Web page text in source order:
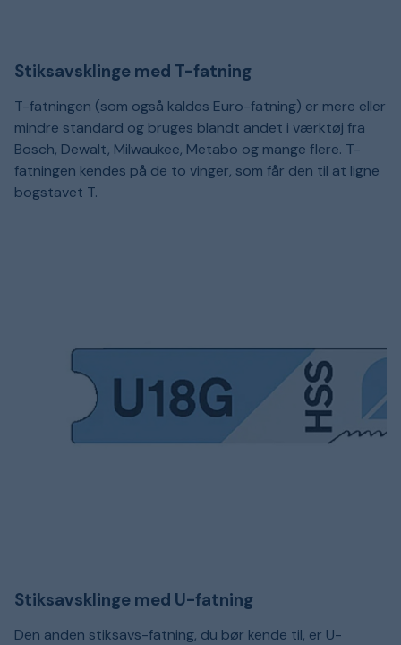
Stiksavsklinge med T-fatning
T-fatningen (som også kaldes Euro-fatning) er mere eller
mindre standard og bruges blandt andet i værktøj fra
Bosch, Dewalt, Milwaukee, Metabo og mange flere. T-
fatningen kendes på de to vinger, som får den til at ligne
bogstavet T.
Stiksavsklinge med U-fatning
Den anden stiksavs-fatning, du bør kende til, er U-